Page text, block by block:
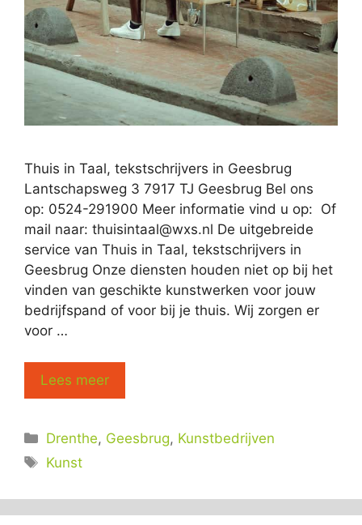
Thuis in Taal, tekstschrijvers in Geesbrug
Lantschapsweg 3 7917 TJ Geesbrug Bel ons
op: 0524-291900 Meer informatie vind u op: Of
mail naar: thuisintaal@wxs.nl De uitgebreide
service van Thuis in Taal, tekstschrijvers in
Geesbrug Onze diensten houden niet op bij het
vinden van geschikte kunstwerken voor jouw
bedrijfspand of voor bij je thuis. Wij zorgen er
voor …
Lees meer
Categorieën
Drenthe, Geesbrug, Kunstbedrijven
Tags
Kunst